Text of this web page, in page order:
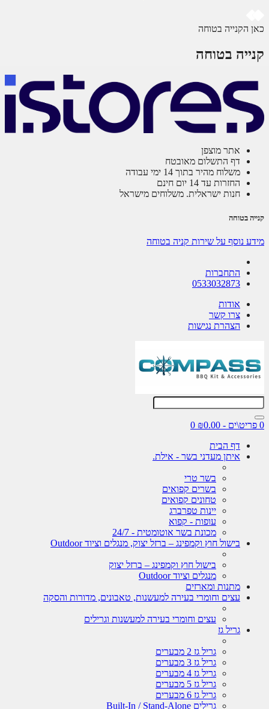
כאן הקנייה בטוחה
קנייה בטוחה
אתר מוצפן
דף התשלום מאובטח
משלוח מהיר בתוך 14 ימי עבודה
החזרות עד 14 יום חינם
חנות ישראלית. משלוחים מישראל
קנייה בטוחה
מידע נוסף על שירות קניה בטוחה
התחברות
0533032873
אודות
צרו קשר
הצהרת נגישות
0 פריט\ים - ₪0.00
0
דף הבית
איתן מעדני בשר - אילת.
בשר טרי
בשרים קפואים
טחונים קפואים
יינות טפרברג
עופות - קפוא
מכונת בשר אוטומטית - 24/7
בישול חוץ וקמפינג – ברזל יצוק, מנגלים וציוד Outdoor
בישול חוץ וקמפינג – ברזל יצוק
מנגלים וציוד Outdoor
מתנות ומארזים
עצים וחומרי בעירה למעשנות, טאבונים, מדורות והסקה
עצים וחומרי בעירה למעשנות וגרילים
גריל גז
גריל גז 2 מבערים
גריל גז 3 מבערים
גריל גז 4 מבערים
גריל גז 5 מבערים
גריל גז 6 מבערים
גרילים Built-In / Stand-Alone